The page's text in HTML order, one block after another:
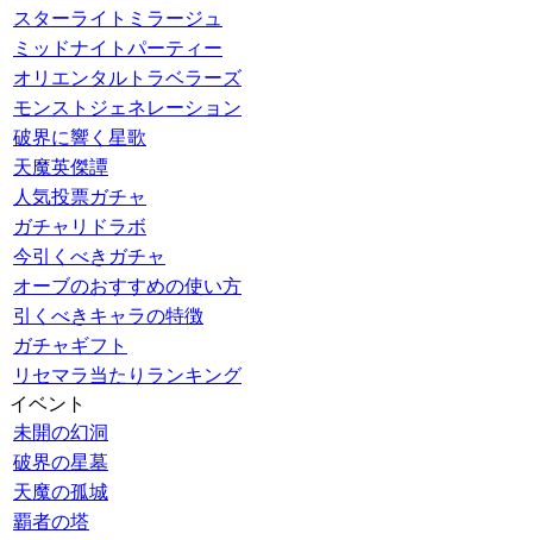
スターライトミラージュ
ミッドナイトパーティー
オリエンタルトラベラーズ
モンストジェネレーション
破界に響く星歌
天魔英傑譚
人気投票ガチャ
ガチャリドラボ
今引くべきガチャ
オーブのおすすめの使い方
引くべきキャラの特徴
ガチャギフト
リセマラ当たりランキング
イベント
未開の幻洞
破界の星墓
天魔の孤城
覇者の塔